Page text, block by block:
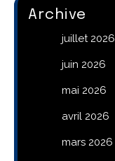
Archive
juillet 2026
juin 2026
mai 2026
avril 2026
mars 2026